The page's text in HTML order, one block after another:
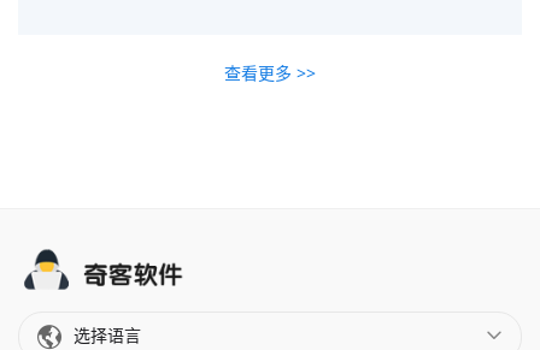
查看更多 >>
选择语言